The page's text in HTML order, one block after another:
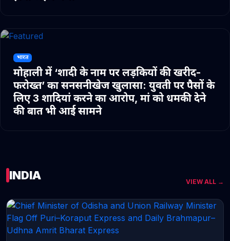
भारत
मोहाली में ‘शादी के नाम पर लड़कियों की खरीद-
फरोख्त’ का सनसनीखेज खुलासा: युवती पर पैसों के
लिए 3 शादियां करने का आरोप, मां को धमकी देने
की बात भी आई सामने
INDIA VIEW ALL →